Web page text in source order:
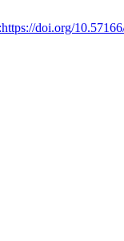
doi.org/